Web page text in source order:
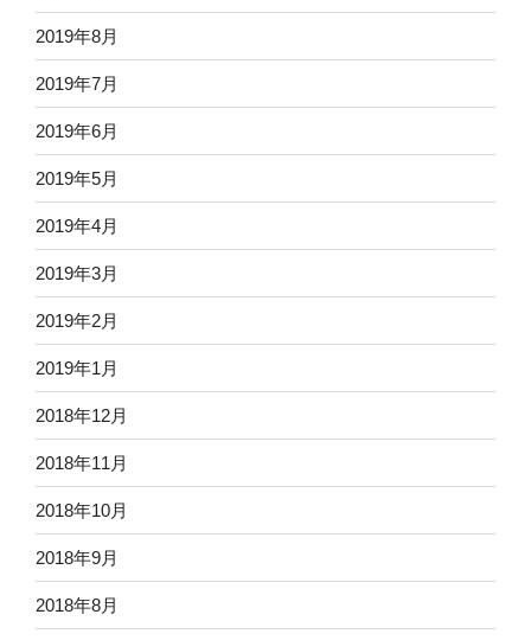
2019年8月
2019年7月
2019年6月
2019年5月
2019年4月
2019年3月
2019年2月
2019年1月
2018年12月
2018年11月
2018年10月
2018年9月
2018年8月